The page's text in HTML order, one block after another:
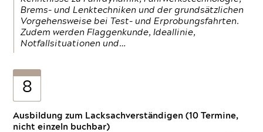
Brems- und Lenktechniken und der grundsätzlichen
Vorgehensweise bei Test- und Erprobungsfahrten.
Zudem werden Flaggenkunde, Ideallinie,
Notfallsituationen und…
8
Ausbildung zum Lacksachverständigen (10 Termine,
nicht einzeln buchbar)